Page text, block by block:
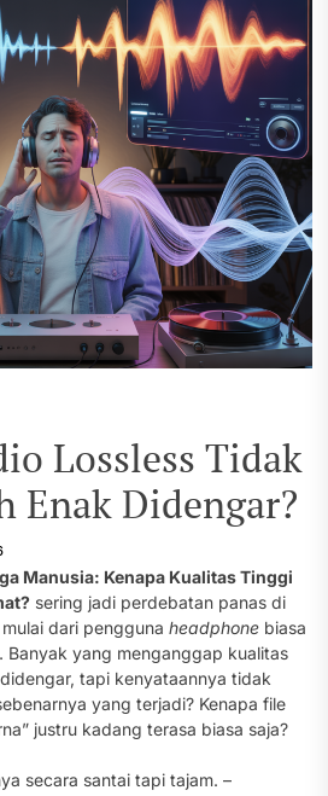
Lossless Tidak
Enak Didengar?
Manusia: Kenapa Kualitas Tinggi
sering jadi perdebatan panas di
dari pengguna headphone biasa
Banyak yang menganggap kualitas
tapi kenyataannya tidak
yang terjadi? Kenapa file
justru kadang terasa biasa saja?
secara santai tapi tajam. –